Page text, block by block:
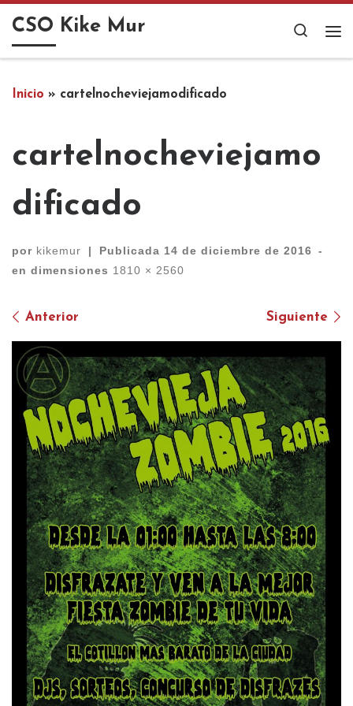
Saltar al contenido
CSO Kike Mur
Search
Inicio » cartelnocheviejamodificado
cartelnocheviejamo
dificado
por kikemur | Publicada 14 de diciembre de 2016 -
en dimensiones 1810 × 2560
Navegación de imágenes
Anterior Siguiente